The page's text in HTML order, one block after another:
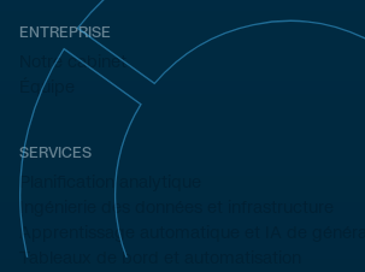
ENTREPRISE
Notre cabinet
Équipe
SERVICES
Planification analytique
Ingénierie des données et infrastructure
Apprentissage automatique et IA de
Tableaux de bord et automatisation